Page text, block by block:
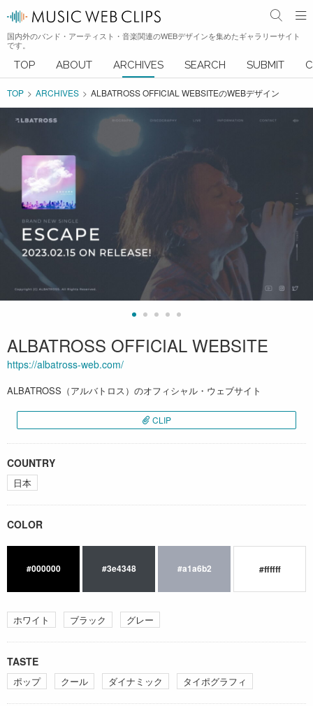
国内外のバンド・アーティスト・音楽関連のWEBデザインを集めたギャラリーサイト
です。
TOP ABOUT ARCHIVES SEARCH SUBMIT
TOP ARCHIVES ALBATROSS OFFICIAL WEBSITEのWEBデザイン
ALBATROSS OFFICIAL WEBSITE
https://albatross-web.com/
ALBATROSS（アルバトロス）のオフィシャル・ウェブサイト
CLIP
COUNTRY
日本
COLOR
#000000 #3e4348 #a1a6b2 #ffffff
ホワイト ブラック グレー
TASTE
ポップ クール ダイナミック タイポグラフィ